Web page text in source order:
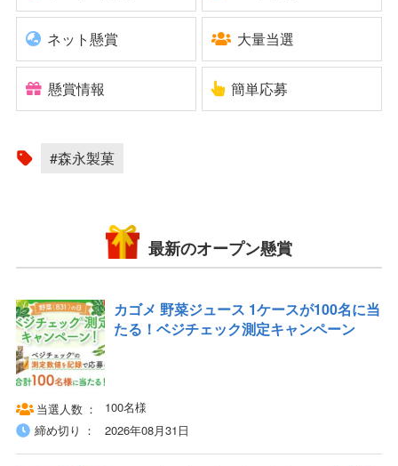
ネット懸賞 大量当選
懸賞情報 簡単応募
#森永製菓
最新のオープン懸賞
カゴメ 野菜ジュース 1ケースが100名に当
たる！ベジチェック測定キャンペーン
当選人数
100名様
締め切り
2026年08月31日